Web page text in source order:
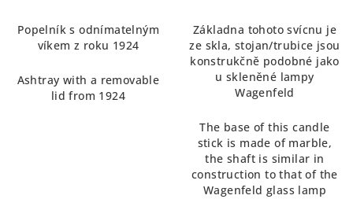
Popelník s odnímatelným
víkem z roku 1924
Ashtray with a removable
lid from 1924
Základna tohoto svícnu je
ze skla, stojan/trubice jsou
konstrukčně podobné jako
u skleněné lampy
Wagenfeld
The base of this candle
stick is made of marble,
the shaft is similar in
construction to that of the
Wagenfeld glass lamp